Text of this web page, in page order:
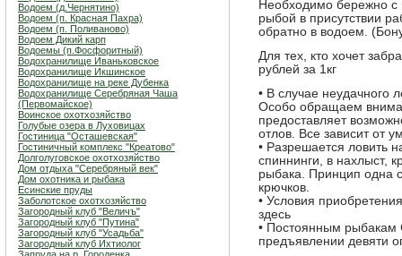
Водоем (д.Чернятино)
Водоем (п. Красная Пахра)
Водоем (п. Поливаново)
Водоем Дикий карп
Водоемы (п.Фосфоритный)
Водохранилище Иваньковское
Водохранилище Икшинское
Водохранилище на реке Дубенка
Водохранилище Серебряная Чаша
(Первомайское)
Воинское охотхозяйство
Голубые озера в Луховицах
Гостиница "Осташевcкая"
Гостиничный комплекс "Креатово"
Долголуговское охотхозяйство
Дом отдыха "Серебряный век"
Дом охотника и рыбака
Есинские пруды
Заболотское охотхозяйство
Загородный клуб "Величъ"
Загородный клуб "Путина"
Загородный клуб "Усадьба"
Загородный клуб Ихтиолог
Необходимо бережно с
рыбой в присутствии
обратно в водоем.
Для тех, кто хочет
рублей за 1кг
• В случае неудачного
Особо обращаем
предоставляет
отлов. Все зависит от
• Разрешается ловить
спиннинги, в нахлыст,
рыбака. Принцип одна
крючков.
• Условия
здесь
• Постоянным рыбакам
предъявлении девяти